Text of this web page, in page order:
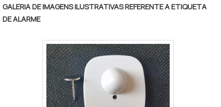
GALERIA DE IMAGENS ILUSTRATIVAS REFERENTE A ETIQUETA
DE ALARME